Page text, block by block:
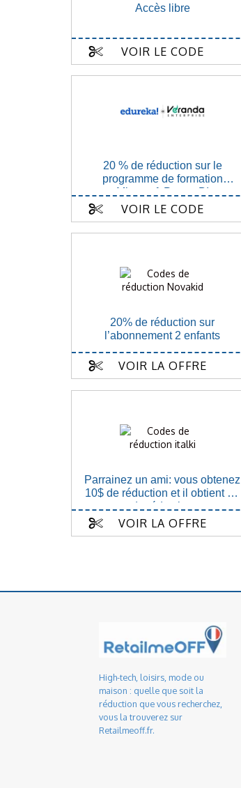
Accès libre
VOIR LE CODE
20 % de réduction sur le
programme de formation
Microsoft Power BI
VOIR LE CODE
20% de réduction sur
l’abonnement 2 enfants
VOIR LA OFFRE
Parrainez un ami: vous obtenez
10$ de réduction et il obtient 5$
de réduction
VOIR LA OFFRE
High-tech, loisirs, mode ou
maison : quelle que soit la
réduction que vous recherchez,
vous la trouverez sur
Retailmeoff.fr.